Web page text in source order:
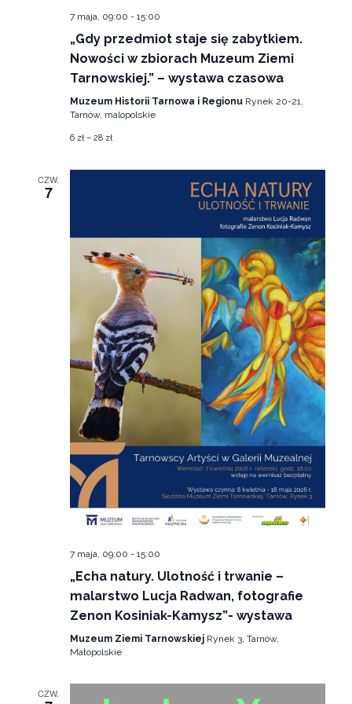
7 maja, 09:00 - 15:00
„Gdy przedmiot staje się zabytkiem.
Nowości w zbiorach Muzeum Ziemi
Tarnowskiej.” – wystawa czasowa
Muzeum Historii Tarnowa i Regionu Rynek 20-21,
Tarnów, malopolskie
6 zł – 28 zł
CZW.
7
7 maja, 09:00 - 15:00
„Echa natury. Ulotność i trwanie –
malarstwo Lucja Radwan, fotografie
Zenon Kosiniak-Kamysz”- wystawa
Muzeum Ziemi Tarnowskiej Rynek 3, Tarnów,
Małopolskie
CZW.